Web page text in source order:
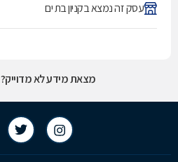
עסק זה נמצא בקניון בת ים
מצאת מידע לא מדוייק?